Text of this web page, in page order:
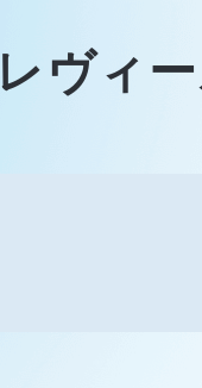
レヴィ